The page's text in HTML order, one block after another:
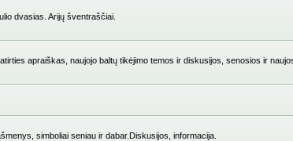
dvasias. Arijų šventraščiai.
apraiškas, naujojo baltų tikėjimo temos ir diskusijos, senosios ir
simboliai seniau ir dabar.Diskusijos, informacija.